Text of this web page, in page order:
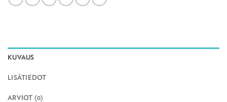
KUVAUS
LISÄTIEDOT
ARVIOT (0)